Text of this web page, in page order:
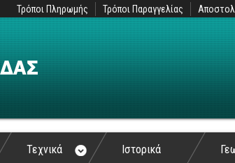
Τρόποι Πληρωμής Τρόποι Παραγγελίας
Τεχνικά Ιστορικά